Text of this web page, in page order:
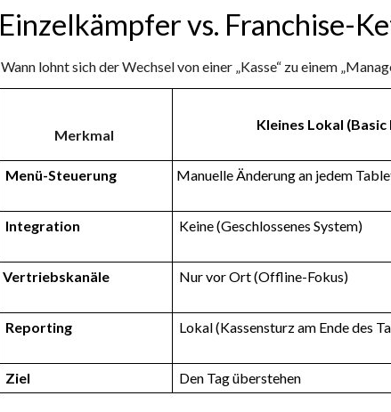
Einzelkämpfer vs. Franchise-
Wann lohnt sich der Wechsel von einer „Kasse“ zu einem
Merkmal
Kleines Lokal (Basic
Menü-Steuerung Manuelle Änderung an jedem
Integration
Keine (Geschlossenes System)
Vertriebskanäle
Nur vor Ort (Offline-Fokus)
Reporting Lokal (Kassensturz am Ende des
Ziel
Den Tag überstehen